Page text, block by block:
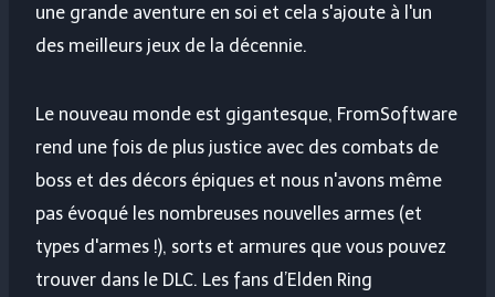
une grande aventure en soi et cela s'ajoute à l'un
des meilleurs jeux de la décennie.
Le nouveau monde est gigantesque, FromSoftware
rend une fois de plus justice avec des combats de
boss et des décors épiques et nous n'avons même
pas évoqué les nombreuses nouvelles armes (et
types d'armes !), sorts et armures que vous pouvez
trouver dans le DLC. Les fans d’Elden Ring